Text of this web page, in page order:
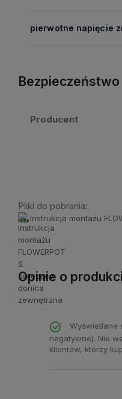
pierwotne napięcie
Bezpieczeństwo
Producent
Pliki do pobrania:
Instrukcja montażu
Opinie o
Wyświetlane
negatywne). Nie
klientów, którzy